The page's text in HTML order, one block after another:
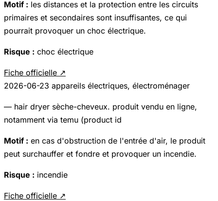
Motif : les distances et la protection entre les circuits
primaires et secondaires sont insuffisantes, ce qui
pourrait provoquer un choc électrique.
Risque : choc électrique
Fiche officielle ↗
2026-06-23 appareils électriques, électroménager
— hair dryer sèche-cheveux. produit vendu en ligne,
notamment via temu (product id
Motif : en cas d'obstruction de l'entrée d'air, le produit
peut surchauffer et fondre et provoquer un incendie.
Risque : incendie
Fiche officielle ↗